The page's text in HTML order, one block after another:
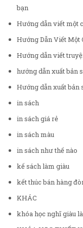
bạn
Hướng dẫn viết một
Hướng Dẫn Viết Một
Hướng dẫn viết
hướng dẫn xuất bản
Hướng dẫn xuất bản
in sách
in sách giá rẻ
in sách màu
in sách như thế nào
kế sách làm giàu
kết thúc bán hàng
KHÁC
khóa học nghĩ giàu